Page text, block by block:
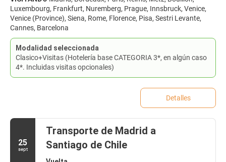
Luxembourg, Frankfurt, Nuremberg, Prague, Innsbruck, Venice,
Venice (Province), Siena, Rome, Florence, Pisa, Sestri Levante,
Cannes, Barcelona
Modalidad seleccionada
Clasico+Visitas (Hotelería base CATEGORIA 3*, en algún caso
4*. Incluidas visitas opcionales)
Detalles
25
sept
Transporte de Madrid a
Santiago de Chile